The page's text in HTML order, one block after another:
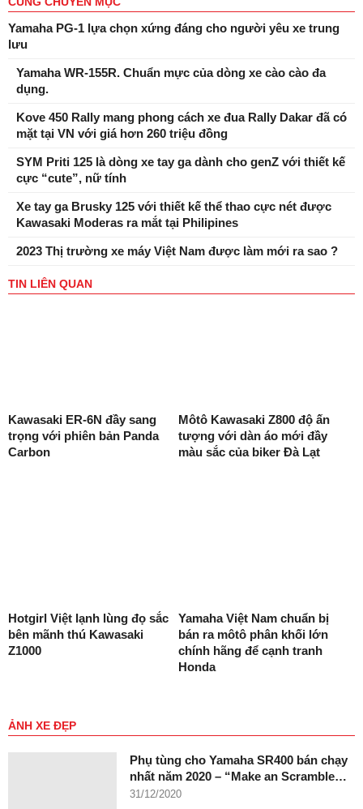
Yamaha PG-1 lựa chọn xứng đáng cho người yêu xe trung
lưu
Yamaha WR-155R. Chuẩn mực của dòng xe cào cào đa
dụng.
Kove 450 Rally mang phong cách xe đua Rally Dakar đã có
mặt tại VN với giá hơn 260 triệu đồng
SYM Priti 125 là dòng xe tay ga dành cho genZ với thiết kế
cực “cute”, nữ tính
Xe tay ga Brusky 125 với thiết kế thể thao cực nét được
Kawasaki Moderas ra mắt tại Philipines
2023 Thị trường xe máy Việt Nam được làm mới ra sao ?
TIN LIÊN QUAN
Kawasaki ER-6N đầy sang
trọng với phiên bản Panda
Carbon
Môtô Kawasaki Z800 độ ấn
tượng với dàn áo mới đầy
màu sắc của biker Đà Lạt
Hotgirl Việt lạnh lùng đọ sắc
bên mãnh thú Kawasaki
Z1000
Yamaha Việt Nam chuẩn bị
bán ra môtô phân khối lớn
chính hãng để cạnh tranh
Honda
ẢNH XE ĐẸP
Phụ tùng cho Yamaha SR400 bán chạy
nhất năm 2020 – “Make an Scramble…
31/12/2020